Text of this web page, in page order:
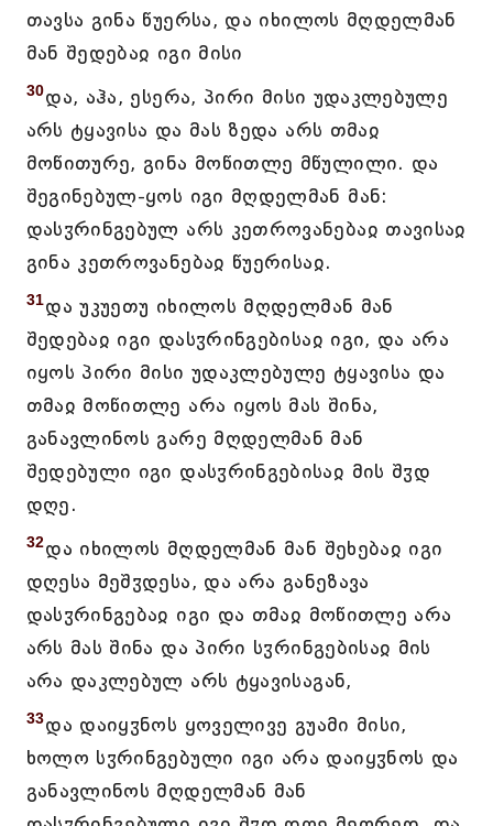
თავსა გინა წუერსა, და იხილოს მღდელმან
მან შედებაჲ იგი მისი
30და, აჰა, ესერა, პირი მისი უდაკლებულე
არს ტყავისა და მას ზედა არს თმაჲ
მოწითურე, გინა მოწითლე მწულილი. და
შეგინებულ-ყოს იგი მღდელმან მან:
დასჳრინგებულ არს კეთროვანებაჲ თავისაჲ
გინა კეთროვანებაჲ წუერისაჲ.
31და უკუეთუ იხილოს მღდელმან მან
შედებაჲ იგი დასჳრინგებისაჲ იგი, და არა
იყოს პირი მისი უდაკლებულე ტყავისა და
თმაჲ მოწითლე არა იყოს მას შინა,
განავლინოს გარე მღდელმან მან
შედებული იგი დასჳრინგებისაჲ მის შჳდ
დღე.
32და იხილოს მღდელმან მან შეხებაჲ იგი
დღესა მეშჳდესა, და არა განეზავა
დასჳრინგებაჲ იგი და თმაჲ მოწითლე არა
არს მას შინა და პირი სჳრინგებისაჲ მის
არა დაკლებულ არს ტყავისაგან,
33და დაიყჳნოს ყოველივე გუამი მისი,
ხოლო სჳრინგებული იგი არა დაიყჳნოს და
განავლინოს მღდელმან მან